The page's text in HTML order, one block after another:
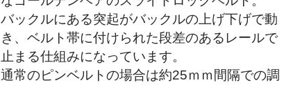
バックルにある突起がバックルの上げ下げで動
き、ベルト帯に付けられた段差のあるレールで
止まる仕組みになっています。
通常のピンベルトの場合は約25ｍｍ間隔での調